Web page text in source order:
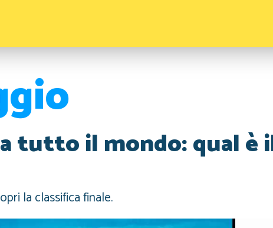
tutto il mondo: qual è
la classifica finale.